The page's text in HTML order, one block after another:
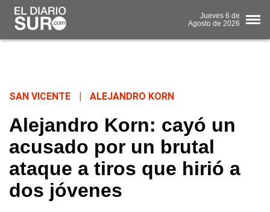
Jueves 6 de
Agosto de 2026
SAN VICENTE ALEJANDRO KORN
Alejandro Korn: cayó un
acusado por un brutal
ataque a tiros que hirió a
dos jóvenes